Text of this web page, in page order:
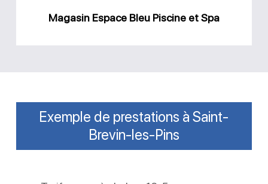
Magasin Espace Bleu Piscine et Spa
Exemple de prestations à Saint-
Brevin-les-Pins